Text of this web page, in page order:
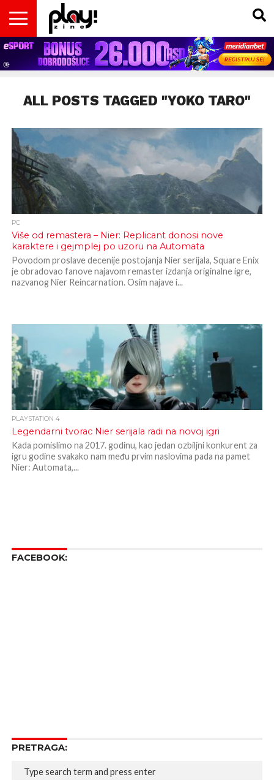
VESTI
MAGAZIN
PLAY!RETRO
PLAY!CAST
PLAY!CON
PLAY!BIZ
INSIDER
OPISI
IGARA
DOMAĆA
SCENA
INTERVJUI
GADGETS
FILM
& TV
KOLUMNE
ALL POSTS TAGGED "YOKO TARO"
PC
Više od remastera – Nier: Replicant donosi nove
karaktere i gejmplej po uzoru na Automata
Povodom proslave decenije postojanja Nier serijala, Square Enix
je obradovao fanove najavom remaster izdanja originalne igre,
nazvanog Nier Reincarnation. Osim najave i...
PLAYSTATION 4
Legendarni tvorac Nier serijala radi na novoj igri
Kada pomislimo na 2017. godinu, kao jedan ozbiljni konkurent za
igru godine svakako nam među prvim naslovima pada na pamet
Nier: Automata,...
FACEBOOK:
PRETRAGA: